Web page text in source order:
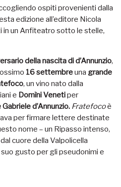
ospiti provenienti dalla
edizione all’editore Nicola
in un Anfiteatro sotto le stelle,
della nascita di d’Annunzio,
16 settembreuna grande
, un vino nato dalla
e Domìni Venetiper
d’Annunzio. Fratefocoè
per firmare lettere destinate
nome – un Ripasso intenso,
cuore della Valpolicella
gusto per gli pseudonimi e